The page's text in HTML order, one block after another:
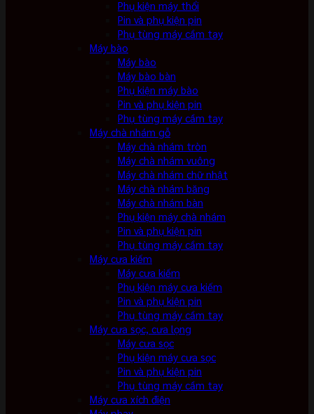
Phụ kiện máy thổi
Pin và phụ kiện pin
Phụ tùng máy cầm tay
Máy bào
Máy bào
Máy bào bàn
Phụ kiện máy bào
Pin và phụ kiện pin
Phụ tùng máy cầm tay
Máy chà nhám gỗ
Máy chà nhám tròn
Máy chà nhám vuông
Máy chà nhám chữ nhật
Máy chà nhám băng
Máy chà nhám bàn
Phụ kiện máy chà nhám
Pin và phụ kiện pin
Phụ tùng máy cầm tay
Máy cưa kiếm
Máy cưa kiếm
Phụ kiện máy cưa kiếm
Pin và phụ kiện pin
Phụ tùng máy cầm tay
Máy cưa sọc, cưa lọng
Máy cưa sọc
Phụ kiện máy cưa sọc
Pin và phụ kiện pin
Phụ tùng máy cầm tay
Máy cưa xích điện